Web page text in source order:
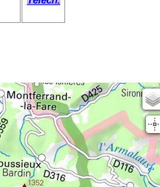
Scan25
OSM
planIGN
IGN Sat